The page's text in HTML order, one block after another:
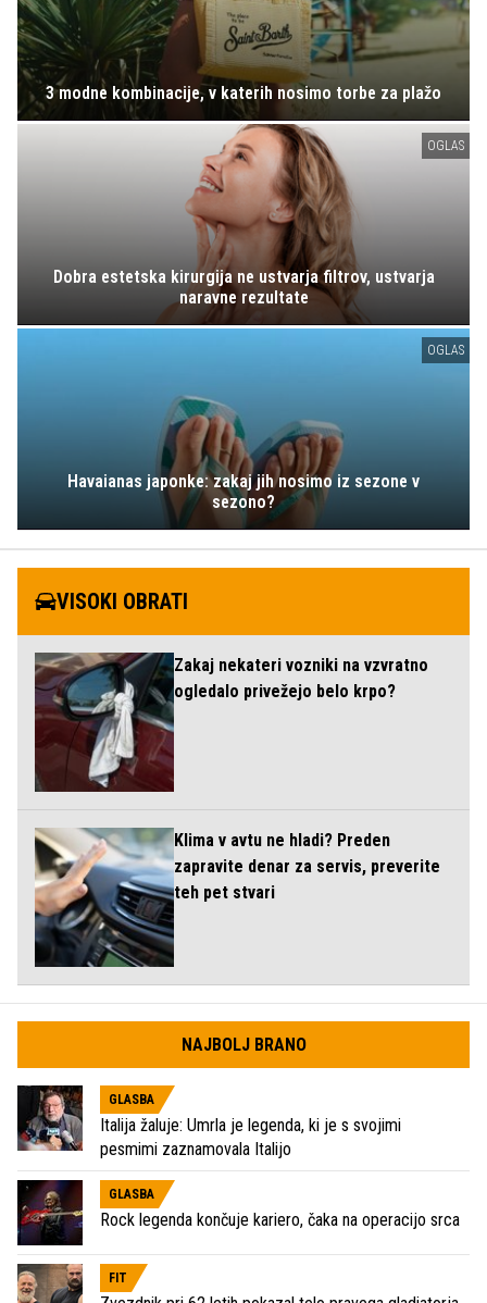
3 modne kombinacije, v katerih nosimo torbe za plažo
OGLAS
Dobra estetska kirurgija ne ustvarja filtrov, ustvarja
naravne rezultate
OGLAS
Havaianas japonke: zakaj jih nosimo iz sezone v
sezono?
VISOKI OBRATI
Zakaj nekateri vozniki na vzvratno
ogledalo privežejo belo krpo?
Klima v avtu ne hladi? Preden
zapravite denar za servis, preverite
teh pet stvari
NAJBOLJ BRANO
GLASBA
Italija žaluje: Umrla je legenda, ki je s svojimi
pesmimi zaznamovala Italijo
GLASBA
Rock legenda končuje kariero, čaka na operacijo srca
FIT